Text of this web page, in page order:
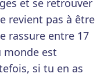
et se retrouver
revient pas à être
rassure entre 17
monde est
si tu en as